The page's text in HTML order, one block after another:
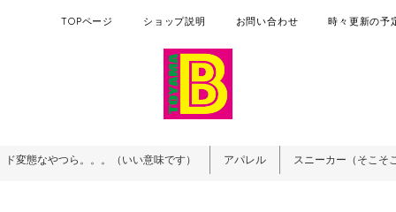
TOPページ ショップ説明 お問い合わせ 時々更新の予
ド変態なやつら。。。（いい意味です） アパレル スニーカー（そこそ